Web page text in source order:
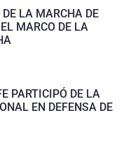
DE LA MARCHA DE
MARCO DE LA
PARTICIPÓ DE LA
EN DEFENSA DE